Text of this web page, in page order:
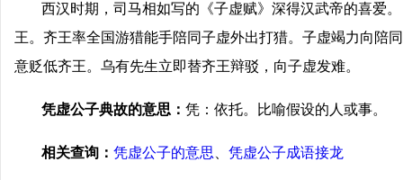
西汉时期，司马相如写的《子虚赋》深得汉武帝的喜爱
王。齐王率全国游猎能手陪同子虚外出打猎。子虚竭力向陪
意贬低齐王。乌有先生立即替齐王辩驳，向子虚发难。
凭虚公子典故的意思： 凭：依托。比喻假设的人或事。
相关查询： 凭虚公子的意思 凭虚公子成语接龙